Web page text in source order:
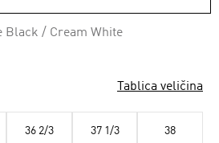
Black / Cream White
Tablica veličina
36 2/3 37 1/3 38